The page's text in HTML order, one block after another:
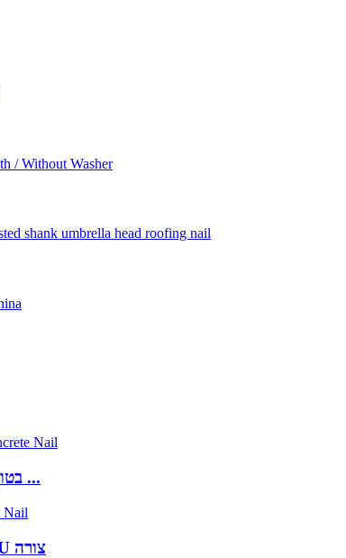
45 #, 55 #, 60 # בטון מגולוון חשמלי מפלדה ...
מסמר U סוג / סיכת גדר U / ציפורן U צורה